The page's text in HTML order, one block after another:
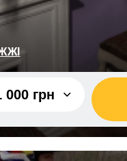
000 грн
1 000 грн